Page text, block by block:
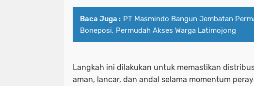
Baca Juga : PT Masmindo Bangun Jembatan
Boneposi, Permudah Akses Warga Latimojong
Langkah ini dilakukan untuk memastikan
aman, lancar, dan andal selama momentum